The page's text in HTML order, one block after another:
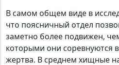
В самом общем виде в
что поясничный отдел
заметно более подвижен,
которыми они соревнуются
жертва. В среднем хищные